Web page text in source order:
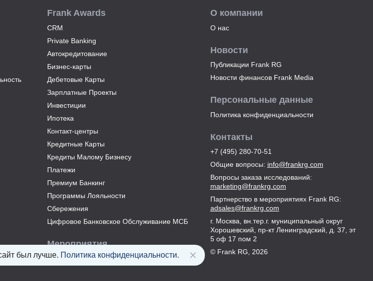
Frank Awards
CRM
Private Banking
Автокредитование
Бизнес-карты
Дебетовые Карты
Зарплатные Проекты
Инвестиции
Ипотека
Контакт-центры
Кредитные Карты
Кредиты Малому Бизнесу
Платежи
Премиум Банкинг
Программы Лояльности
Сбережения
Цифровое Банковское Обслуживание МСБ
Мероприятия
Все мероприятия
О компании
О нас
Новости
Публикации Frank RG
Новости финансов Frank Media
Персональные данные
Политика конфиденциальности
Контакты
+7 (495) 280-70-51
Общие вопросы: info@frankrg.com
Вопросы заказа исследований:
marketing@frankrg.com
Партнерство в мероприятиях Frank RG:
adsales@frankrg.com
г. Москва, вн.тер.г. муниципальный округ
Хорошевский, пр-кт Ленинградский, д. 37, эт
5 оф 17 пом 2
© Frank RG, 2026
был лучше. Политика конфиденциальности.